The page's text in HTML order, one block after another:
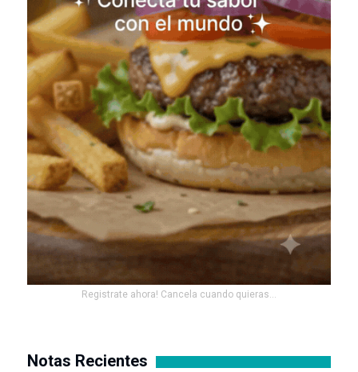
Registrate ahora! Cancela cuando quieras...
Notas Recientes